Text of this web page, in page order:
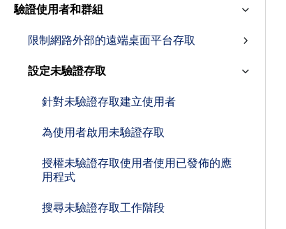
驗證使用者和群組
限制網路外部的遠端桌面平台存取
設定未驗證存取
針對未驗證存取建立使用者
為使用者啟用未驗證存取
授權未驗證存取使用者使用已發佈的應
用程式
搜尋未驗證存取工作階段